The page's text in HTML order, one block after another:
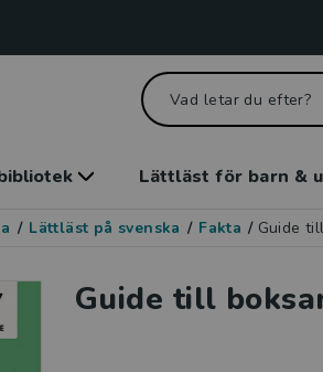
Lättläst för barn &
/ Lättläst på svenska / Fakta / Guide
Guide till